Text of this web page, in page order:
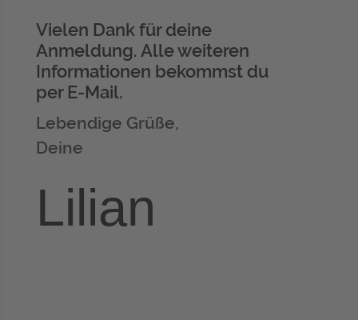
Vielen Dank für deine
Anmeldung. Alle weiteren
Informationen bekommst du
per E-Mail.
Lebendige Grüße,
Deine
Lilian